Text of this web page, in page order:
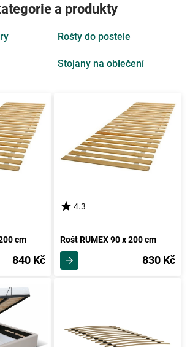
a produkty
Rošty do postele
Stojany na oblečení
cm
840 Kč
4.3
Rošt RUMEX 90 x 200 cm
830 Kč